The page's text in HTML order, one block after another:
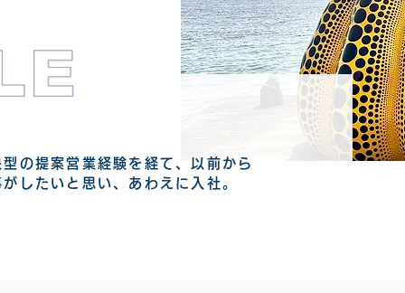
の提案営業経験を経て、以前から
したいと思い、あわえに入社。